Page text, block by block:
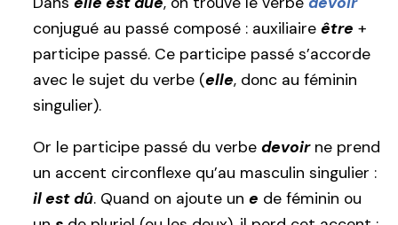
conjugué au passé composé : auxiliaire être +
participe passé. Ce participe passé s’accorde
avec le sujet du verbe (elle, donc au féminin
singulier).
Or le participe passé du verbe devoirne prend
un accent circonflexe qu’au masculin singulier :
il est dû. Quand on ajoute un e de féminin ou